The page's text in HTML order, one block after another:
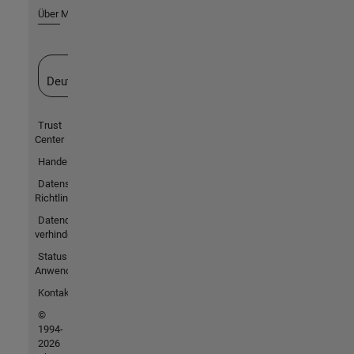
Über MathWorks
Deutschland
Trust
Center
Handelsmarken
Datenschutz-
Richtlinien
Datendiebstahl
verhindern
Status von
Anwendungen
Kontakt
©
1994-
2026